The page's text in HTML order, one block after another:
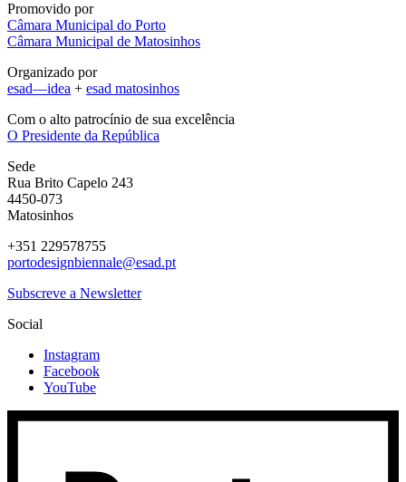
Promovido por
Câmara Municipal do Porto
Câmara Municipal de Matosinhos
Organizado por
esad—idea + esad matosinhos
Com o alto patrocínio de sua excelência
O Presidente da República
Sede
Rua Brito Capelo 243
4450-073
Matosinhos
+351 229578755
portodesignbiennale@esad.pt
Subscreve a Newsletter
Social
Instagram
Facebook
YouTube